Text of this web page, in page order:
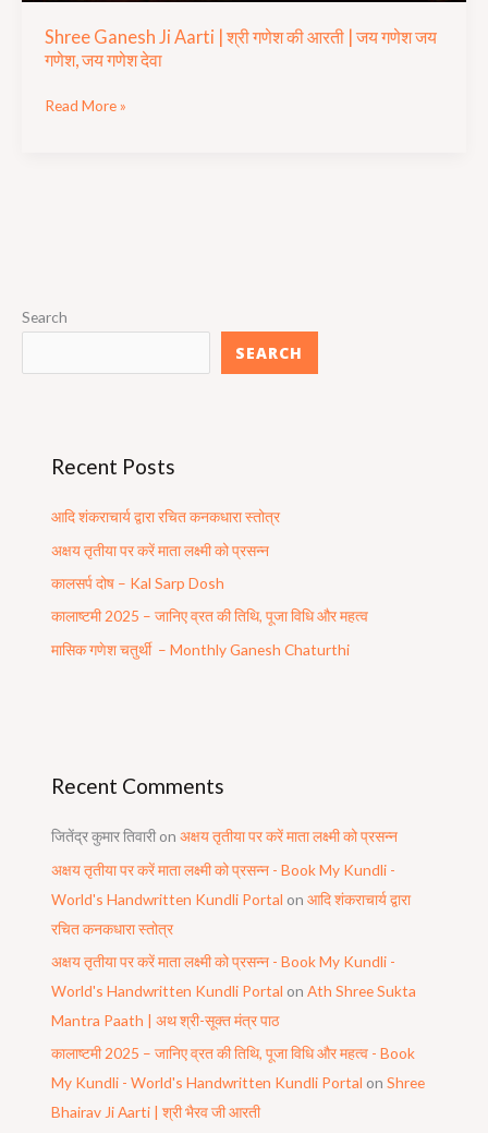
Shree Ganesh Ji Aarti | ​​​​​​​श्री गणेश की आरती | जय गणेश जय
गणेश, जय गणेश देवा
जय
गणेश,
Read More »
Search
SEARCH
Recent Posts
आदि शंकराचार्य द्वारा रचित कनकधारा स्तोत्र
अक्षय तृतीया पर करें माता लक्ष्मी को प्रसन्न
कालसर्प दोष – Kal Sarp Dosh
कालाष्टमी 2025 – जानिए व्रत की तिथि, पूजा विधि और महत्व
मासिक गणेश चतुर्थी – Monthly Ganesh Chaturthi
Recent Comments
जितेंद्र कुमार तिवारी onअक्षय तृतीया पर करें माता लक्ष्मी को प्रसन्न
अक्षय तृतीया पर करें माता लक्ष्मी को प्रसन्न - Book My Kundli -
World's Handwritten Kundli Portal onआदि शंकराचार्य द्वारा
रचित कनकधारा स्तोत्र
अक्षय तृतीया पर करें माता लक्ष्मी को प्रसन्न - Book My Kundli -
World's Handwritten Kundli Portal onAth Shree Sukta
Mantra Paath | अथ श्री-सूक्त मंत्र पाठ
कालाष्टमी 2025 – जानिए व्रत की तिथि, पूजा विधि और महत्व - Book
My Kundli - World's Handwritten Kundli Portal onShree
Bhairav Ji Aarti | श्री भैरव जी आरती